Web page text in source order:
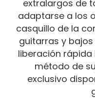
extralargos de
adaptarse a los
casquillo de la
guitarras y
liberación rápida
método de
exclusivo